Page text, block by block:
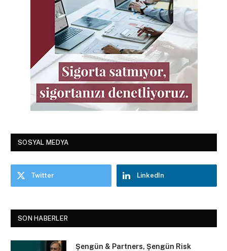
SOSYAL MEDYA
Twitter LinkedIn
SON HABERLER
Şengün & Partners, Şengün Risk